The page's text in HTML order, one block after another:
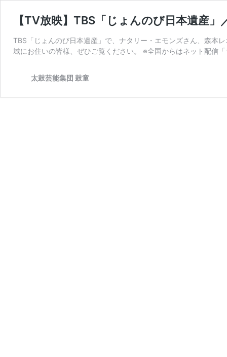
【TV放映】TBS「じょんのび日本遺産
TBS「じょんのび日本遺産」で、ナタリー・エモンズさん、森本
域にお住いの皆様、ぜひご覧ください。 ※全国からはネット配信
太鼓芸能集団 鼓童